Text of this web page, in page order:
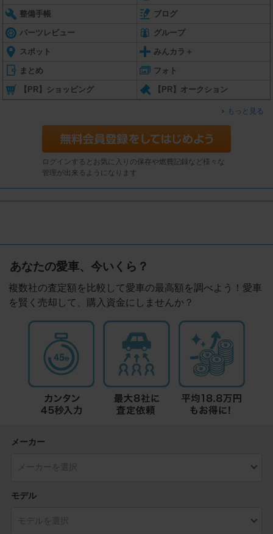
整備手帳 ブログ
パーツレビュー グループ
スポット みんカラ＋
まとめ フォト
【PR】ショッピング 【PR】オークション
もっと見る
ログインするとお気に入りの保存や燃費記録など様々な
管理が出来るようになります
あなたの愛車、今いくら？
複数社の査定額を比較して愛車の最高額を調べよう！愛車
を賢く売却して、購入資金にしませんか？
メーカー
モデル